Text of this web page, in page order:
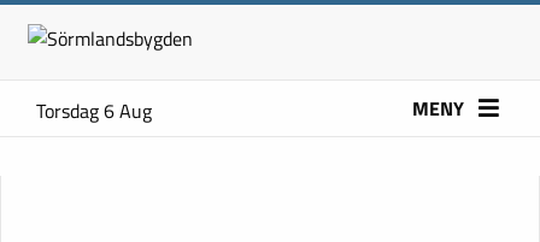
Torsdag 6 Aug MENY